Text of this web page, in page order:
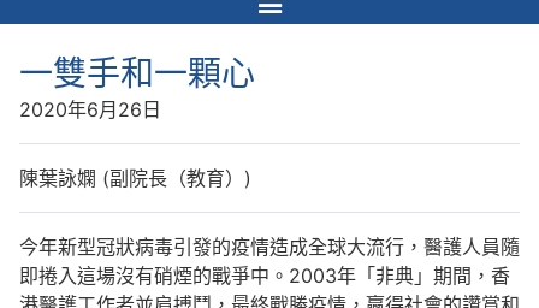
一雙手和一顆心
2020年6月26日
陳葉詠嫻 (副院長（教育）)
今年新型冠狀病毒引發的疫情造成全球大流行，醫護人員隨
即捲入這場沒有硝煙的戰爭中。2003年「非典」期間，香